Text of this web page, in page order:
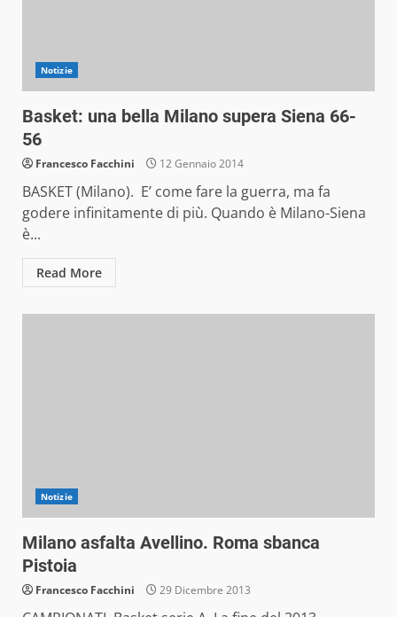
Notizie
Basket: una bella Milano supera Siena 66-
56
Francesco Facchini 12 Gennaio 2014
BASKET (Milano). E’ come fare la guerra, ma fa
godere infinitamente di più. Quando è Milano-Siena
è...
Read More
Notizie
Milano asfalta Avellino. Roma sbanca
Pistoia
Francesco Facchini 29 Dicembre 2013